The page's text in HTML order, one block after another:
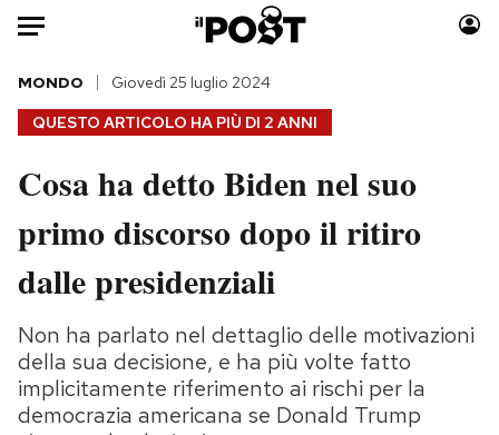
Auto
HOME
Italia
Politica
Tecnologia
Scienza
Cultura
Economia
Moda
Consumismi
Media
Europa
Altrecose
QUESTO ARTICOLO HA PIÙ DI 2 ANNI
MONDO Giovedì 25 luglio 2024
Cosa ha detto Biden nel suo
primo discorso dopo il ritiro
dalle presidenziali
Non ha parlato nel dettaglio delle motivazioni
della sua decisione, e ha più volte fatto
implicitamente riferimento ai rischi per la
democrazia americana se Donald Trump